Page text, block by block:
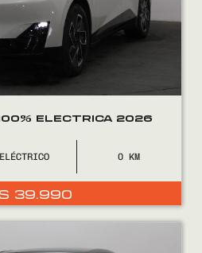
ELECTRICA 2026
ELÉCTRICO 0
39.990